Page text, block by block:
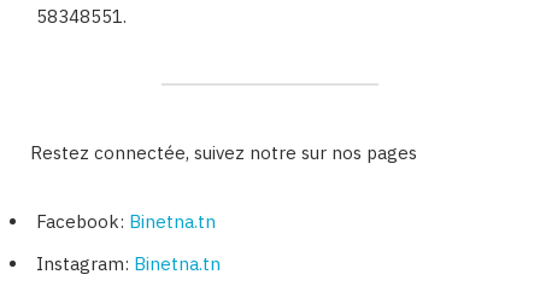
58348551.
Restez connectée, suivez notre sur nos pages
Facebook: Binetna.tn
Instagram: Binetna.tn